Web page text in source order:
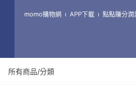
momo購物網 APP下載 點點賺分潤
所有商品/分類